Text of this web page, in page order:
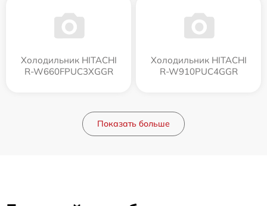
Холодильник HITACHI
R-W660FPUC3XGGR
Холодильник HITACHI
R-W910PUC4GGR
Показать больше